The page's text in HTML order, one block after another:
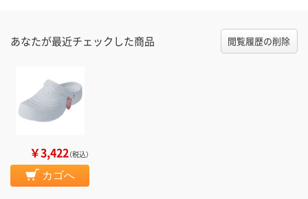
あなたが最近チェックした商品 閲覧履歴の削除
￥3,422（税込）
カゴへ